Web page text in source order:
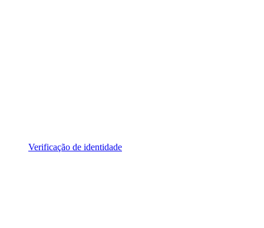
Verificação de identidade